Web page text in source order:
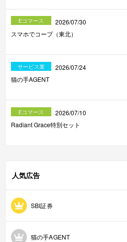
Eコマース
2026/07/30
スマホでコープ（東北）
サービス業
2026/07/24
猫の手AGENT
Eコマース
2026/07/10
Radiant Grace特別セット
人気広告
SBI証券
猫の手AGENT